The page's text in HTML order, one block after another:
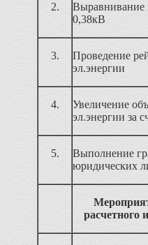
2.
Выравнивание
0,38кВ
3.
Проведение
эл.энергии
4.
Увеличение
эл.энергии за
5.
Выполнение
юридических
расчетного